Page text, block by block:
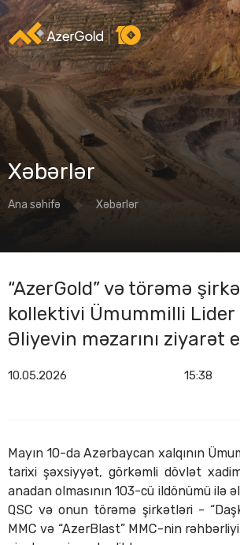
Xəbərlər
Ana səhifə Xəbərlər
“AzerGold” və törəmə
kollektivi Ümummilli Lider
Əliyevin məzarını ziyarət
10.05.2026 15:38
Mayın 10-da Azərbaycan xalqının
tarixi şəxsiyyət, görkəmli dövlət
anadan olmasının 103-cü ildönümü ilə
QSC və onun törəmə şirkətləri -
MMC və “AzerBlast” MMC-nin